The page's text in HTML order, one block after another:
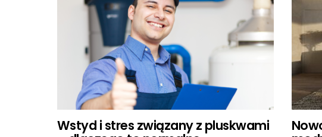
Wstyd i stres związany z pluskwami